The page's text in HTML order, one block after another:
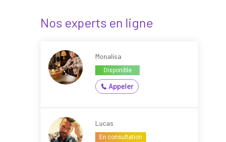
Nos experts en ligne
Monalisa
Disponible
Appeler
Lucas
En consultation